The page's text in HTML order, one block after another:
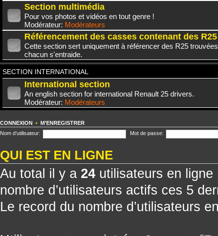
Section multimédia
Pour vos photos et vidéos en tout genre !
Modérateur: Modérateurs
Référencement des casses contenant des R25
Cette section sert uniquement à référencer des R25
chacun s'entraide.
SECTION INTERNATIONAL
International section
An english section for international Renault 25 drivers.
Modérateur: Modérateurs
CONNEXION • M’ENREGISTRER
Nom d’utilisateur:
Mot de passe:
QUI EST EN LIGNE
Au total il y a 24 utilisateurs en
nombre d’utilisateurs actifs ces 5
Le record du nombre d’utilisateurs